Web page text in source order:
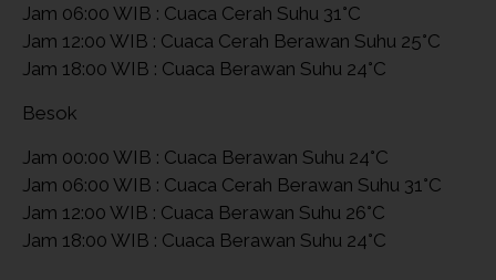
Jam 06:00 WIB : Cuaca Cerah Suhu 31°C
Jam 12:00 WIB : Cuaca Cerah Berawan Suhu 25°C
Jam 18:00 WIB : Cuaca Berawan Suhu 24°C
Besok
Jam 00:00 WIB : Cuaca Berawan Suhu 24°C
Jam 06:00 WIB : Cuaca Cerah Berawan Suhu 31°C
Jam 12:00 WIB : Cuaca Berawan Suhu 26°C
Jam 18:00 WIB : Cuaca Berawan Suhu 24°C